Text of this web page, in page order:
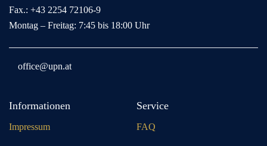
Fax.: +43 2254 72106-9
Montag – Freitag: 7:45 bis 18:00 Uhr
office@upn.at
Informationen
Impressum
Service
FAQ